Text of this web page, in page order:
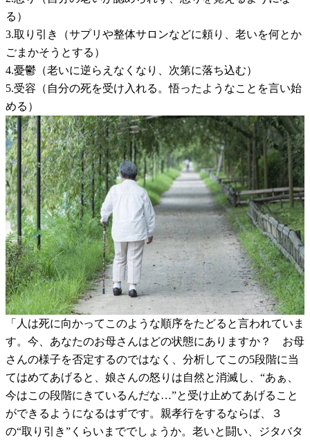
る）
3.取り引き（サプリや整体サロンなどに頼り、老いを何とか
ごまかそうとする）
4.憂鬱（老いに逆らえなくなり、次第に落ち込む）
5.受容（自分の死を受け入れる。悟ったようなことを言い始
める）
「人は死に向かってこのような順序をたどると言われていま
す。今、あなたのお母さんはどの状態にありますか？ お母
さんの様子を否定するのではなく、分析してこの5段階に当
てはめてあげると、娘さんの怒りは自然と消滅し、“あぁ、
今はこの段階にきているんだな…”と受け止めてあげること
ができるようになるはずです。親孝行をするならば、３
の“取り引き”くらいまででしょうか。老いと闘い、ジタバタ